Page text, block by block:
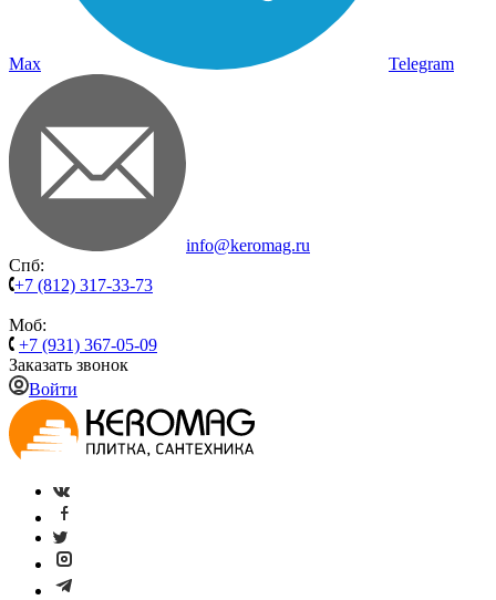
Max Telegram
info@keromag.ru
Спб:
+7 (812) 317-33-73
Моб:
+7 (931) 367-05-09
Заказать звонок
Войти